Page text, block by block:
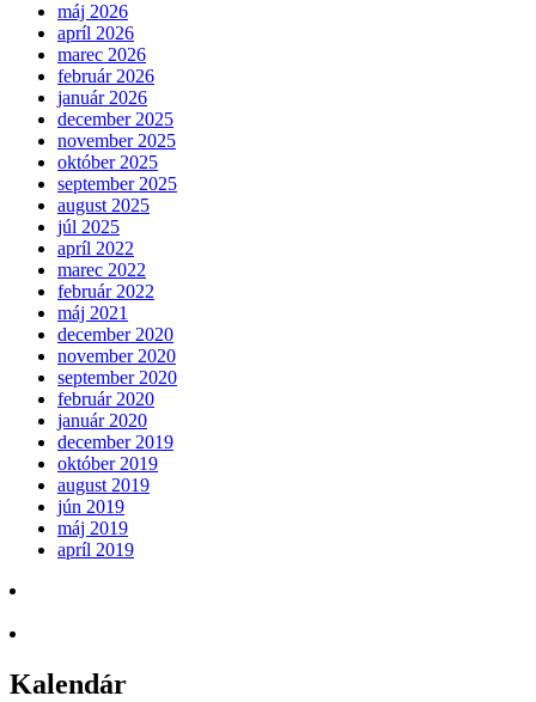
máj 2026
apríl 2026
marec 2026
február 2026
január 2026
december 2025
november 2025
október 2025
september 2025
august 2025
júl 2025
apríl 2022
marec 2022
február 2022
máj 2021
december 2020
november 2020
september 2020
február 2020
január 2020
december 2019
október 2019
august 2019
jún 2019
máj 2019
apríl 2019
Kalendár